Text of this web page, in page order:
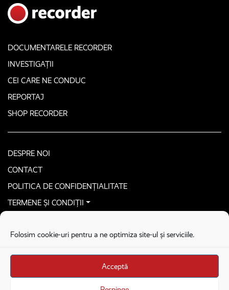
Folosim cookie-uri pentru a ne optimiza site-ul și serviciile.
Acceptă
DOCUMENTARELE RECORDER
INVESTIGAȚII
CEI CARE NE CONDUC
REPORTAJ
SHOP RECORDER
DESPRE NOI
CONTACT
POLITICA DE CONFIDENȚIALITATE
TERMENE ȘI CONDIȚII
Stega creative
Brandul Recorder e operat de Asociația Recorder Community, sub licența SC